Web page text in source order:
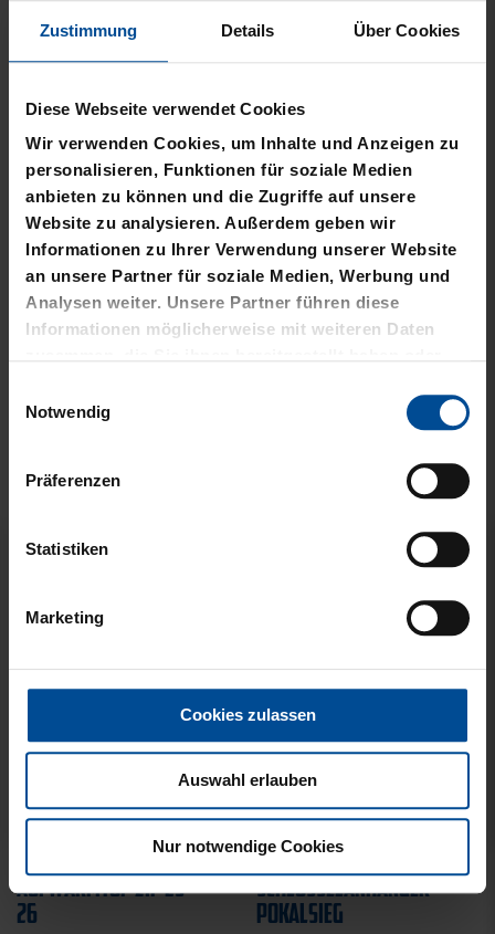
Zustimmung Details Über Cookies
Diese Webseite verwendet Cookies
Wir verwenden Cookies, um Inhalte und Anzeigen zu
personalisieren, Funktionen für soziale Medien
anbieten zu können und die Zugriffe auf unsere
Website zu analysieren. Außerdem geben wir
Informationen zu Ihrer Verwendung unserer Website
an unsere Partner für soziale Medien, Werbung und
Analysen weiter. Unsere Partner führen diese
Informationen möglicherweise mit weiteren Daten
gesammelt haben.
Notwendig
Präferenzen
Statistiken
Marketing
Cookies zulassen
Auswahl erlauben
Nur notwendige Cookies
Größe & Passform
Material & Pflege
Nachhaltigkeit
Herstellerangaben
Kostenlose Lieferung für DREI60-
Abonnenten
VERWANDTE
PRODUKTE
Sale
AUFWÄRMTOP ZIP 25-
26
SCHLÜSSELANHÄNGER
POKALSIEG